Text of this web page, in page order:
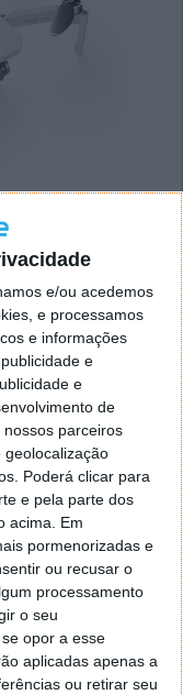
e/ou acedemos
e processamos
e informações
e
e
de
parceiros
geolocalização
Poderá clicar para
e pela parte dos
acima. Em
pormenorizadas e
ou recusar o
processamento
o seu
opor a esse
aplicadas apenas a
ou retirar seu
nada como
de voo, valor
para o
por
dois sensores.
na parte
de aterragem.
o maior corte.
removido o
os joysticks e os
ao drone é
por WiFi.
voo para
em caso de
sem